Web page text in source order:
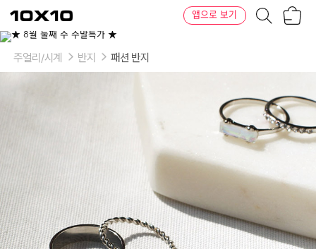
텐
바
텐
앱으로 보기
주얼리/시계 반지 패션 반지